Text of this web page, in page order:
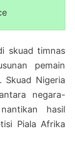
skuad timnas
pemain
Skuad Nigeria
negara-
hasil
Piala Afrika